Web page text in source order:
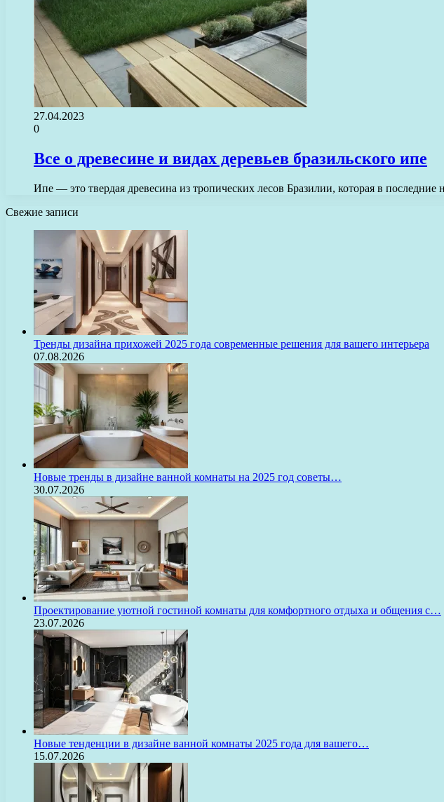
27.04.2023
0
Все о древесине и видах деревьев бразильского ипе
Ипе — это твердая древесина из тропических лесов Бразилии, которая в
Свежие записи
Тренды дизайна прихожей 2025 года современные решения для вашего интерьера
07.08.2026
Новые тренды в дизайне ванной комнаты на 2025 год советы…
30.07.2026
Проектирование уютной гостиной комнаты для комфортного отдыха и общения с…
23.07.2026
Новые тенденции в дизайне ванной комнаты 2025 года для вашего…
15.07.2026